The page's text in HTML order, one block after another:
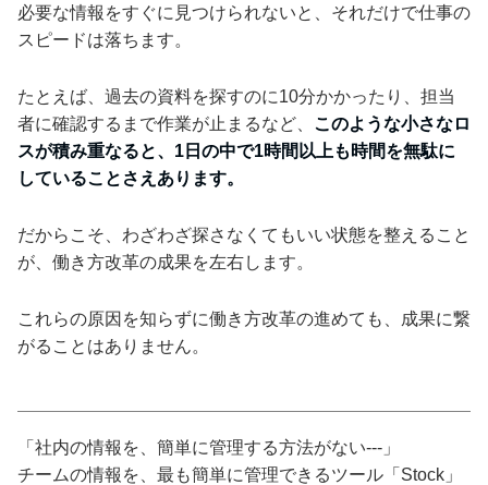
必要な情報をすぐに見つけられないと、それだけで仕事の
スピードは落ちます。
たとえば、過去の資料を探すのに10分かかったり、担当
者に確認するまで作業が止まるなど、 このような小さなロ
スが積み重なると、1日の中で1時間以上も時間を無駄に
していることさえあります。
だからこそ、わざわざ探さなくてもいい状態を整えること
が、働き方改革の成果を左右します。
これらの原因を知らずに働き方改革の進めても、成果に繋
がることはありません。
「社内の情報を、簡単に管理する方法がない---」
チームの情報を、最も簡単に管理できるツール「Stock」